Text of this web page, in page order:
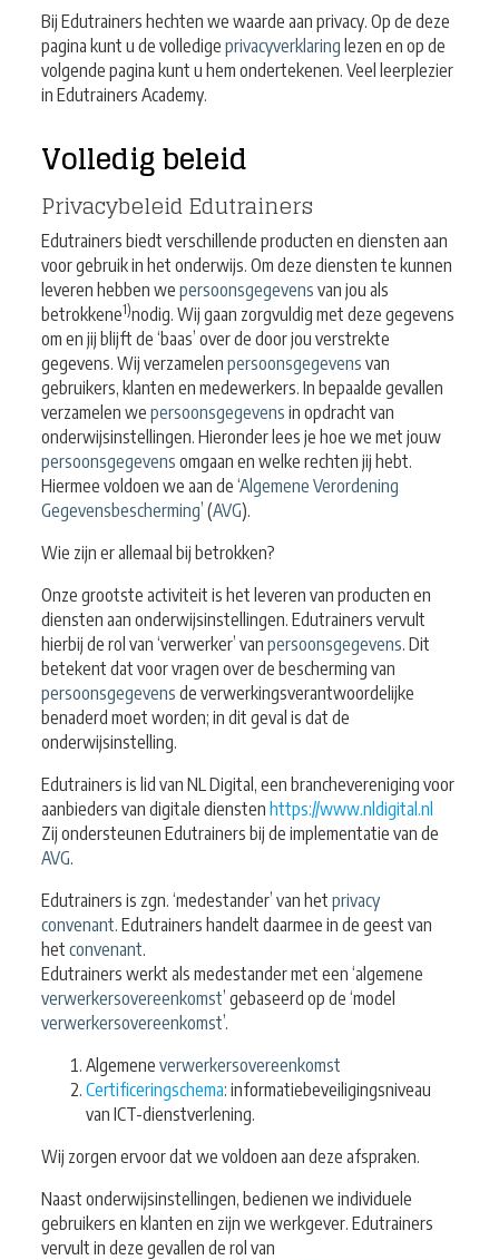
Bij Edutrainers hechten we waarde aan privacy. Op de deze
pagina kunt u de volledige privacyverklaring lezen en op de
volgende pagina kunt u hem ondertekenen. Veel leerplezier
in Edutrainers Academy.
Volledig beleid
Privacybeleid Edutrainers
Edutrainers biedt verschillende producten en diensten aan
voor gebruik in het onderwijs. Om deze diensten te kunnen
leveren hebben we persoonsgegevens van jou als
betrokkene1)nodig. Wij gaan zorgvuldig met deze gegevens
om en jij blijft de ‘baas’ over de door jou verstrekte
gegevens. Wij verzamelen persoonsgegevens van
gebruikers, klanten en medewerkers. In bepaalde gevallen
verzamelen we persoonsgegevens in opdracht van
onderwijsinstellingen. Hieronder lees je hoe we met jouw
persoonsgegevens omgaan en welke rechten jij hebt.
Hiermee voldoen we aan de ‘Algemene Verordening
Gegevensbescherming’ (AVG).
Wie zijn er allemaal bij betrokken?
Onze grootste activiteit is het leveren van producten en
diensten aan onderwijsinstellingen. Edutrainers vervult
hierbij de rol van ‘verwerker’ van persoonsgegevens. Dit
betekent dat voor vragen over de bescherming van
persoonsgegevens de verwerkingsverantwoordelijke
benaderd moet worden; in dit geval is dat de
onderwijsinstelling.
Edutrainers is lid van NL Digital, een branchevereniging voor
aanbieders van digitale diensten https://www.nldigital.nl
Zij ondersteunen Edutrainers bij de implementatie van de
AVG.
Edutrainers is zgn. ‘medestander’ van het privacy
convenant. Edutrainers handelt daarmee in de geest van
het convenant.
Edutrainers werkt als medestander met een ‘algemene
verwerkersovereenkomst’ gebaseerd op de ‘model
verwerkersovereenkomst’.
Algemene verwerkersovereenkomst
Certificeringschema: informatiebeveiligingsniveau
van ICT-dienstverlening.
Wij zorgen ervoor dat we voldoen aan deze afspraken.
Naast onderwijsinstellingen, bedienen we individuele
gebruikers en klanten en zijn we werkgever. Edutrainers
vervult in deze gevallen de rol van